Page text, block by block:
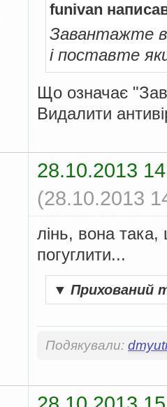
funivan
Завантажте
і поставте
Що означає
Видалити
28.10.2013
(28.10.2013
лінь, вона
погуглити...
▼ Прихований
Подякували: